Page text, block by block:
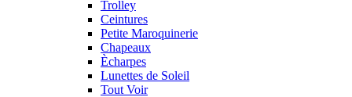
Trolley
Ceintures
Petite Maroquinerie
Chapeaux
Ècharpes
Lunettes de Soleil
Tout Voir